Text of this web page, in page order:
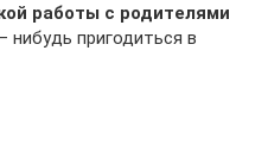
работы с родителями
пригодиться в